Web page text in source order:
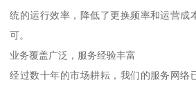
统的运行效率，降低了更换频率和运营成
可。
业务覆盖广泛，服务经验丰富
经过数十年的市场耕耘，我们的服务网络